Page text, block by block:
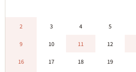
2 3 4 5
9 10 11 12
16 17 18 19